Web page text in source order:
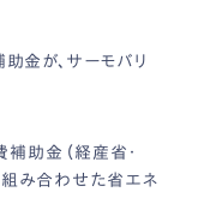
助金が、サーモバリ
助金（経産省・
み合わせた省エネ